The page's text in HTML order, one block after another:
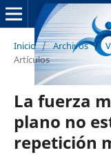
Inicio / Archivos /
Artículos
La fuerza
plano no
repetición